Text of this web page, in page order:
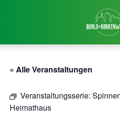
« Alle Veranstaltungen
Veranstaltungsserie:
Heimathaus